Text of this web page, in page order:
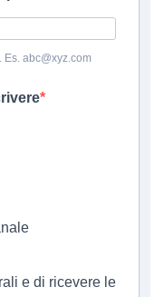
Es. abc@xyz.com
e di ricevere le